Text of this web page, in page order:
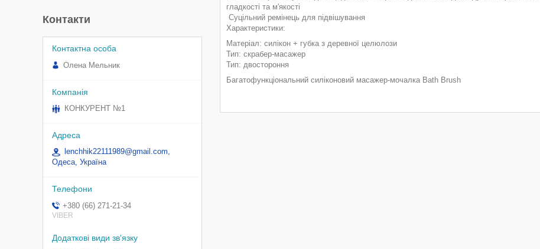
гладкості та м'якості
Суцільний ремінець для підвішування
Характеристики:
Матеріал: силікон + губка з деревної целюлози
Тип: скрабер-масажер
Тип: двостороння
Багатофункціональний силіконовий масажер-мочалка Bath Brush
Контакти
Олена Мельник
КОНКУРЕНТ №1
lenchhik22111989@gmail.com,
Одеса, Україна
+380 (66) 271-21-34
VIBER